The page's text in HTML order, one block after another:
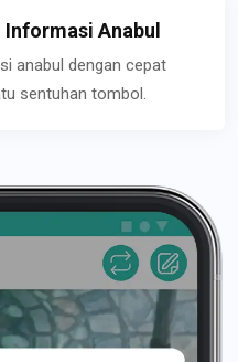
Anabul
anabul dengan cepat
sentuhan tombol.